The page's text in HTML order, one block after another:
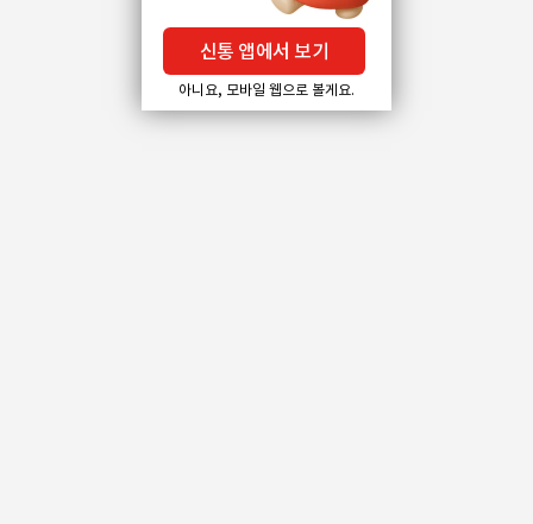
신통 앱에서 보기
아니요, 모바일 웹으로 볼게요.